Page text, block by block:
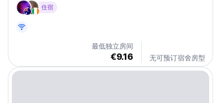
住宿
最低独立房间
€9.16 无可预订宿舍房型